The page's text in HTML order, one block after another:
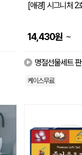
[애경] 시그니처 2
14,430원 ~
명절선물세트
케이스무료